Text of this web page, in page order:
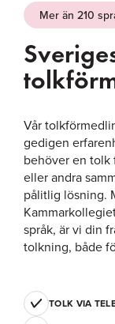
Mer än 210
Vår
gedigen
behöver en tolk
eller andra
pålitlig lösning.
språk, är vi din
tolkning, både
TOLK VIA